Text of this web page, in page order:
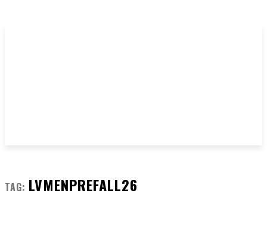
TAG: LVMENPREFALL26